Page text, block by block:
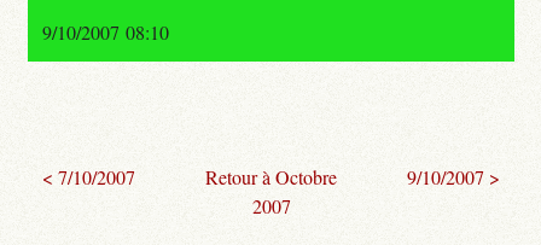
9/10/2007 08:10
< 7/10/2007
Retour à Octobre
2007
9/10/2007 >